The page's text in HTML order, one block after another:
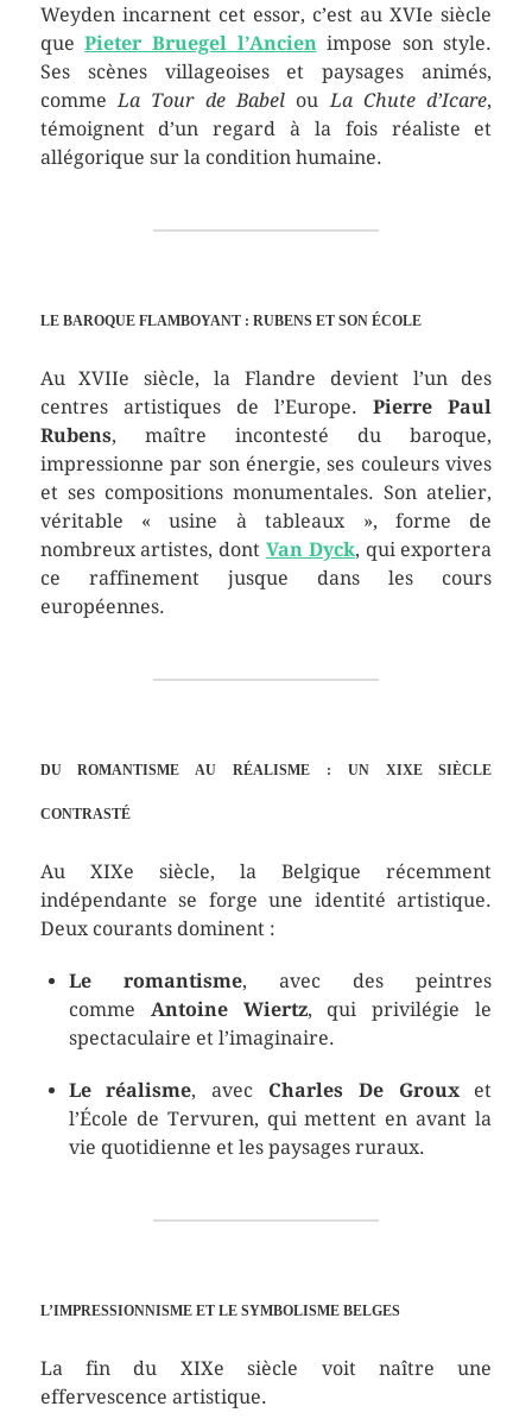
Weyden incarnent cet essor, c’est au XVIe siècle
quePieter Bruegel l’Ancienimpose son style.
Ses scènes villageoises et paysages animés,
commeLa Tour de Babel ouLa Chute d’Icare,
témoignent d’un regard à la fois réaliste et
allégorique sur la condition humaine.
LE BAROQUE FLAMBOYANT : RUBENS ET SON ÉCOLE
Au XVIIe siècle, la Flandre devient l’un des
centres artistiques de l’Europe.Pierre Paul
Rubens, maître incontesté du baroque,
impressionne par son énergie, ses couleurs vives
et ses compositions monumentales. Son atelier,
véritable « usine à tableaux », forme de
nombreux artistes, dont Van Dyck, qui exportera
ce raffinement jusque dans les cours
européennes.
DU ROMANTISME AU RÉALISME : UN XIXE SIÈCLE
CONTRASTÉ
Au XIXe siècle, la Belgique récemment
indépendante se forge une identité artistique.
Deux courants dominent :
Le romantisme, avec des peintres
comme Antoine Wiertz, qui privilégie le
spectaculaire et l’imaginaire.
Le réalisme, avec Charles De Grouxet
l’École de Tervuren, qui mettent en avant la
vie quotidienne et les paysages ruraux.
L’IMPRESSIONNISME ET LE SYMBOLISME BELGES
La fin du XIXe siècle voit naître une
effervescence artistique.